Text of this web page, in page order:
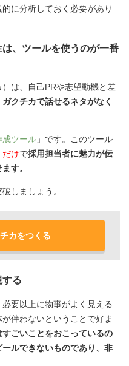
に分析しておく必要があり
、ツールを使うのが一番
は、自己PRや志望動機と差
ガクチカで話せるネタがなく
成ツール 」です。このツール
だけで採用担当者に魅力が伝
す。
しましょう。
カをつくる
る
要以上に物事がよく見える
伴わないということで好ま
すごいことをおこっているの
ルできないものであり、非